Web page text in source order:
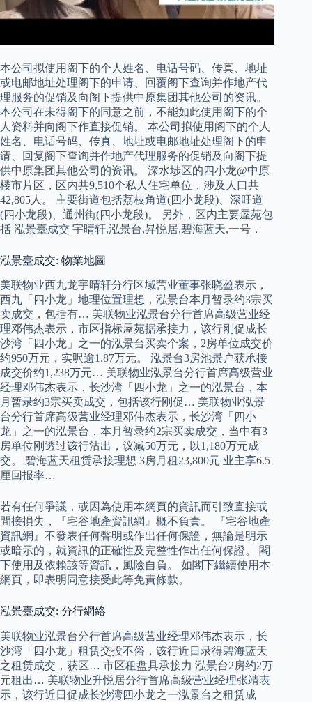
本公司拟使用阁下的个人姓名、电话号码、传真、地址
或电邮地址处理阁下的申请、回覆阁下查询并作地产代
理服务的促销及向阁下提供中原集团其他公司的资讯。
本公司在未得阁下的同意之前，不能如此使用阁下的个
人资料并向阁下作直接促销。 本公司拟使用阁下的个人
姓名、电话号码、传真、地址或电邮地址处理阁下的申
请、回复阁下查询并作地产代理服务的促销及向阁下提
供中原集团其他公司的资讯。 深水埗区的四小龙@中原
楼市片区，区内共9,510个私人住宅单位，涉及人口共
42,805人。 主要街道包括荔枝角道(四小龙段)、深旺道
(四小龙段)、通州街(四小龙段)。 另外，区内主要屋苑包
括 泓景臺成交 宇晴轩,泓景台,昇悦居,碧海蓝天,一号．
泓景臺成交: 物業地圖
美联物业西九龙宇晴轩分行区域营业董事张晓盈表示，
西九「四小龙」地理位置理想，泓景台本月暂录约3宗买
卖成交，包括有… 美联物业泓景台分行首席高级营业经
理邓伟杰表示，市区指标屋苑据承接力，该行刚促成长
沙湾「四小龙」之一的泓景台买卖个案，2房单位成交价
约950万元，实呎逾1.87万元。 泓景台3房池景户获承接
成交价约1,238万元… 美联物业泓景台分行首席高级营业
经理邓伟杰表示，长沙湾「四小龙」之一的泓景台，本
月暂录约3宗买卖成交，包括该行刚促… 美联物业泓景
台分行首席高级营业经理邓伟杰表示，长沙湾「四小
龙」之一的泓景台，本月暂录约2宗买卖成交，当中有3
房单位刚透过该行沽出，议减50万元，以1,180万元成
交。 碧海蓝天租赁承接理想 3房月租23,800元 业主享6.5
厘回报率…
若有任何爭議，或因為使用本網頁的資訊而引致直接或
間接損失，『宅谷地產資訊網』概不負責。 『宅谷地產
資訊網』不發表任何聲明或作出任何保證，無論是明示
或暗示的，就資訊的正確性及完整性作出任何保證。 閣
下使用及依賴該等資訊，風險自負。 如閣下繼續使用本
網頁，即表明同意接受此等免責條款。
泓景臺成交: 分行網絡
美联物业泓景台分行首席高级营业经理邓伟杰表示，长
沙湾「四小龙」租赁交投不俗，该行近日录得碧海蓝天
之租赁成交，获区… 市区租盘具承接力 泓景台2房约2万
元租出… 美联物业升悦居分行首席高级营业经理张靖表
示，该行近日促成长沙湾四小龙之一泓景台之租赁成